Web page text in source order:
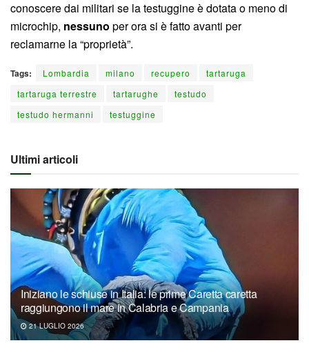
conoscere dai militari se la testuggine è dotata o meno di
microchip, nessuno per ora si è fatto avanti per
reclamarne la “proprietà”.
Tags: Lombardia milano recupero
tartaruga
tartaruga terrestre
tartarughe
testudo
testudo hermanni
testuggine
Ultimi articoli
Iniziano le schiuse in Italia: le prime Caretta caretta
raggiungono il mare in Calabria e Campania
21 LUGLIO 2026